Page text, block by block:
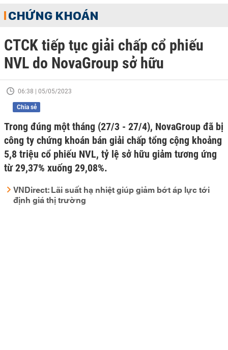
CHỨNG KHOÁN
CTCK tiếp tục giải chấp cổ phiếu
NVL do NovaGroup sở hữu
06:38 | 05/05/2023
Chia sẻ
Trong đúng một tháng (27/3 - 27/4), NovaGroup đã bị
công ty chứng khoán bán giải chấp tổng cộng khoảng
5,8 triệu cổ phiếu NVL, tỷ lệ sở hữu giảm tương ứng
từ 29,37% xuống 29,08%.
VNDirect: Lãi suất hạ nhiệt giúp giảm bớt áp lực tới
định giá thị trường